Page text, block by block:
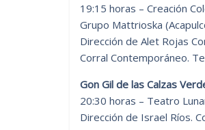
19:15 horas – Creación
Grupo Mattrioska
Dirección de Alet Rojas
Corral Contemporáneo.
Gon Gil de las Calzas
20:30 horas – Teatro
Dirección de Israel Ríos.